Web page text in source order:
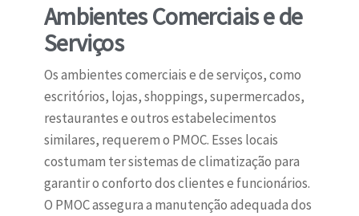
Ambientes Comerciais e de
Serviços
Os ambientes comerciais e de serviços, como
escritórios, lojas, shoppings, supermercados,
restaurantes e outros estabelecimentos
similares, requerem o PMOC. Esses locais
costumam ter sistemas de climatização para
garantir o conforto dos clientes e funcionários.
O PMOC assegura a manutenção adequada dos